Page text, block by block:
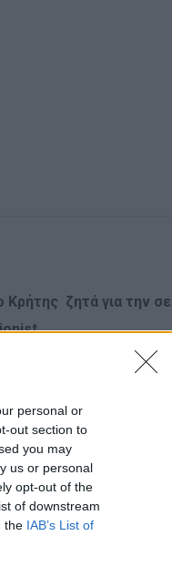
personal or
out section to
you may
us or personal
opt-out of the
of downstream
the IAB’s List of
ζητά για την
έως τέλη Οκτωβρίου
ευρύτερη περιοχή
διαμονή